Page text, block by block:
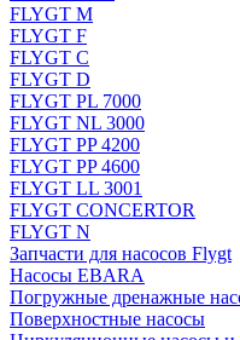
FLYGT M
FLYGT F
FLYGT C
FLYGT D
FLYGT PL 7000
FLYGT NL 3000
FLYGT PP 4200
FLYGT PP 4600
FLYGT LL 3001
FLYGT CONCERTOR
FLYGT N
Запчасти для насосов Flygt
Насосы EBARA
Погружные дренажные
Поверхностные насосы